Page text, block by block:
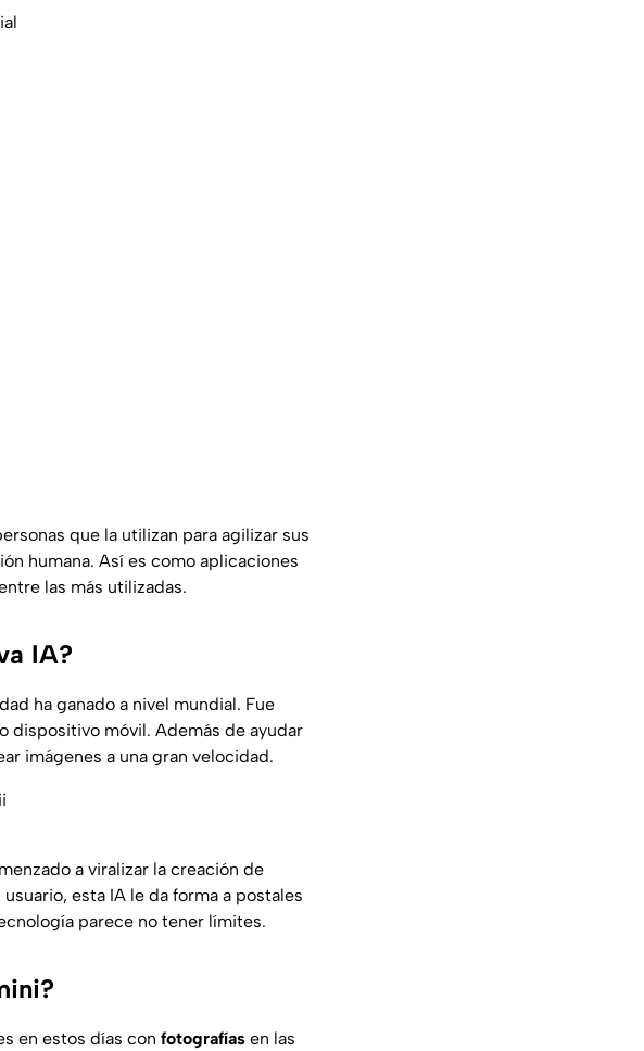
que la utilizan para agilizar sus
humana. Así es como aplicaciones
las más utilizadas.
IA?
ha ganado a nivel mundial. Fue
dispositivo móvil. Además de ayudar
imágenes a una gran velocidad.
a viralizar la creación de
esta IA le da forma a postales
parece no tener límites.
en estos días con fotografías en las